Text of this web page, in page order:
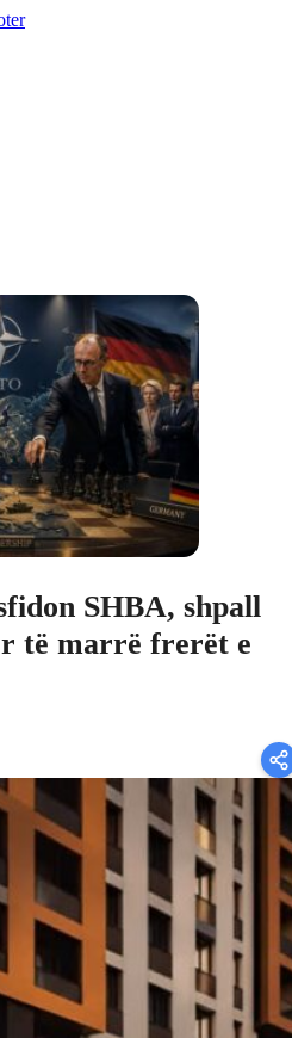
SHBA, shpall
të marrë frerët e